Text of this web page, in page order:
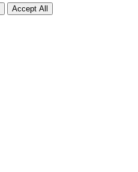
Accept All